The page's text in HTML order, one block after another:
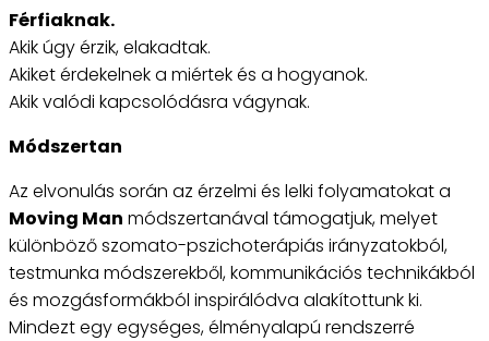
Férfiaknak.
Akik úgy érzik, elakadtak.
Akiket érdekelnek a miértek és a hogyanok.
Akik valódi kapcsolódásra vágynak.
Módszertan
Az elvonulás során az érzelmi és lelki folyamatokat a
Moving Man módszertanával támogatjuk, melyet
különböző szomato-pszichoterápiás irányzatokból,
testmunka módszerekből, kommunikációs technikákból
és mozgásformákból inspirálódva alakítottunk ki.
Mindezt egy egységes, élményalapú rendszerré